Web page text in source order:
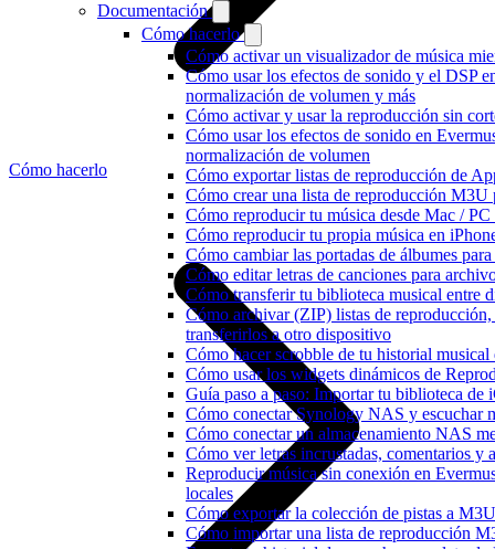
Documentación
Cómo hacerlo
Cómo activar un visualizador de música
Cómo usar los efectos de sonido y el DSP
normalización de volumen y más
Cómo activar y usar la reproducción sin
Cómo usar los efectos de sonido en
normalización de volumen
Cómo exportar listas de reproducción de
Cómo crear una lista de reproducción
Cómo reproducir tu música desde Mac /
Cómo reproducir tu propia música en
Cómo cambiar las portadas de álbumes
Cómo editar letras de canciones para
Cómo transferir tu biblioteca musical entre
Cómo archivar (ZIP) listas de
transferirlos a otro dispositivo
Cómo hacer scrobble de tu historial
Cómo usar los widgets dinámicos de
Guía paso a paso: Importar tu biblioteca
Cómo conectar Synology NAS y escuchar
Cómo conectar un almacenamiento NAS
Cómo ver letras incrustadas, comentarios
Reproducir música sin conexión en
locales
Cómo exportar la colección de pistas a
Cómo importar una lista de reproducción
Cómo hacerlo